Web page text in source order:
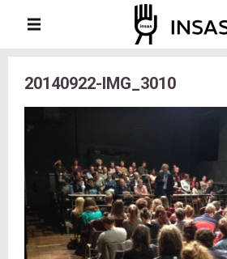
20140922-IMG_3010